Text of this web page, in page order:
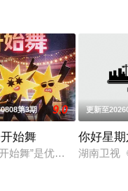
电影卫星频道联合推出
第3期 9.0
始舞
始舞”是优酷2026年即
更新至
你好星
湖南卫视